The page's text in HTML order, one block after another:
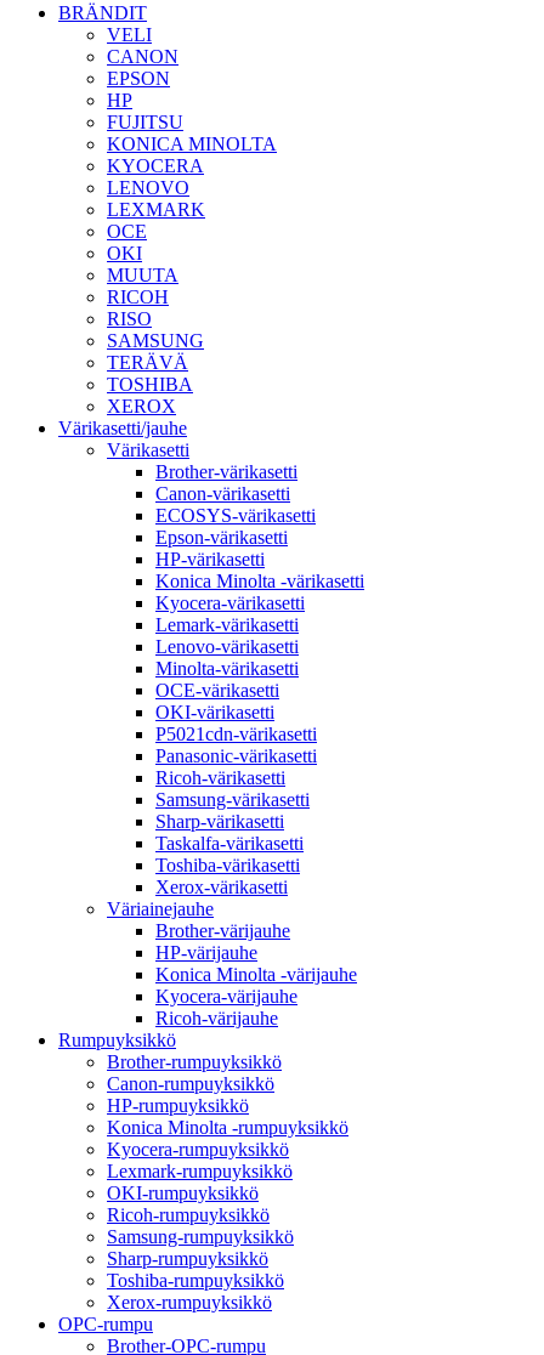
BRÄNDIT
VELI
CANON
EPSON
HP
FUJITSU
KONICA MINOLTA
KYOCERA
LENOVO
LEXMARK
OCE
OKI
MUUTA
RICOH
RISO
SAMSUNG
TERÄVÄ
TOSHIBA
XEROX
Värikasetti/jauhe
Värikasetti
Brother-värikasetti
Canon-värikasetti
ECOSYS-värikasetti
Epson-värikasetti
HP-värikasetti
Konica Minolta -värikasetti
Kyocera-värikasetti
Lemark-värikasetti
Lenovo-värikasetti
Minolta-värikasetti
OCE-värikasetti
OKI-värikasetti
P5021cdn-värikasetti
Panasonic-värikasetti
Ricoh-värikasetti
Samsung-värikasetti
Sharp-värikasetti
Taskalfa-värikasetti
Toshiba-värikasetti
Xerox-värikasetti
Väriainejauhe
Brother-värijauhe
HP-värijauhe
Konica Minolta -värijauhe
Kyocera-värijauhe
Ricoh-värijauhe
Rumpuyksikkö
Brother-rumpuyksikkö
Canon-rumpuyksikkö
HP-rumpuyksikkö
Konica Minolta -rumpuyksikkö
Kyocera-rumpuyksikkö
Lexmark-rumpuyksikkö
OKI-rumpuyksikkö
Ricoh-rumpuyksikkö
Samsung-rumpuyksikkö
Sharp-rumpuyksikkö
Toshiba-rumpuyksikkö
Xerox-rumpuyksikkö
OPC-rumpu
Brother-OPC-rumpu